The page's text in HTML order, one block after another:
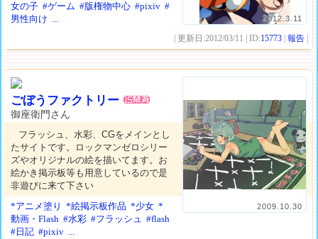
2012.3.11
女の子 #ゲーム #版権物中心 #pixiv #
男性向け ...
| 更新日:2012/03/11 | ID:15773 |報告
2009.10.30
ごぼうファクトリー
御座衛門さん
フラッシュ、水彩、CGをメインとし
たサイトです。ロックマンゼロシリー
ズやオリジナルの絵を描いてます。お
絵かき掲示板等も用意しているので是
非遊びに来て下さい
*アニメ塗り
*絵掲示板作品 *少女 *
動画・Flash #水彩 #フラッシュ #flash
#日記 #pixiv ...